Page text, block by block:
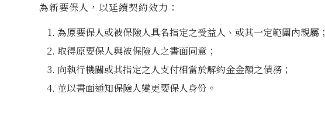
為新要保人，以延續契約效力：
為原要保人或被保險人具名指定之受益人、或其一定範圍內親屬；
取得原要保人與被保險人之書面同意；
向執行機關或其指定之人支付相當於解約金金額之債務；
並以書面通知保險人變更要保人身份。